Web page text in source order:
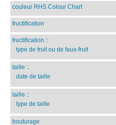
couleur RHS Colour Chart
fructification
fructification ::
type de fruit ou de faux-fruit
taille ::
date de taille
taille ::
type de taille
bouturage